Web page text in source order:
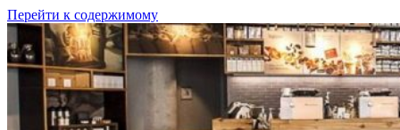
Перейти к содержимому